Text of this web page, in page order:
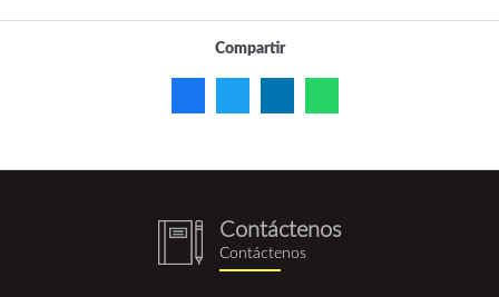
Compartir
notebook
(1).png
Contáctenos
Contáctenos